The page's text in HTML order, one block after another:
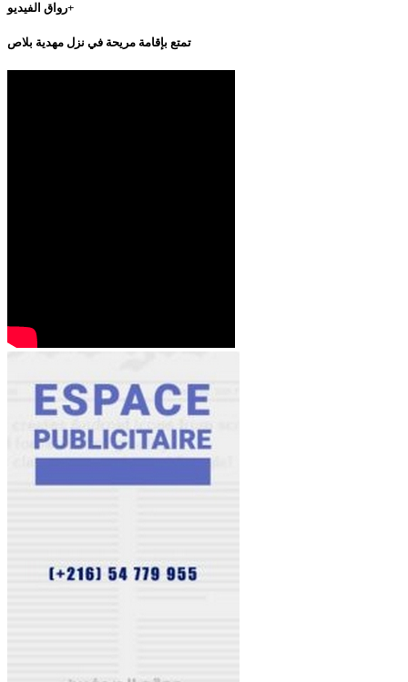
رواق الفيديو+
تمتع بإقامة مريحة في نزل مهدية بلاص